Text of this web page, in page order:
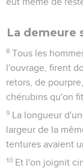
La demeure
8 Tous les
l'ouvrage, firent
retors, de
chérubins qu'on
9 La longueur
largeur de la
tentures avaient
10 Et l'on joignit